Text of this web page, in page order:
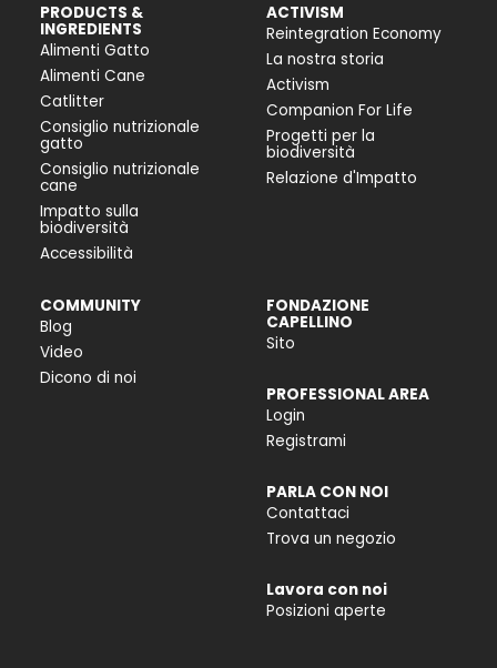
PRODUCTS &
INGREDIENTS
Alimenti Gatto
Alimenti Cane
Catlitter
Consiglio nutrizionale
gatto
Consiglio nutrizionale
cane
Impatto sulla
biodiversità
Accessibilità
ACTIVISM
Reintegration Economy
La nostra storia
Activism
Companion For Life
Progetti per la
biodiversità
Relazione d'Impatto
COMMUNITY
Blog
Video
Dicono di noi
FONDAZIONE
CAPELLINO
Sito
PROFESSIONAL AREA
Login
Registrami
PARLA CON NOI
Contattaci
Trova un negozio
Lavora con noi
Posizioni aperte